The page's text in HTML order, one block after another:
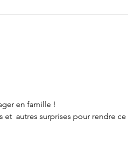
en famille !
autres surprises pour rendre